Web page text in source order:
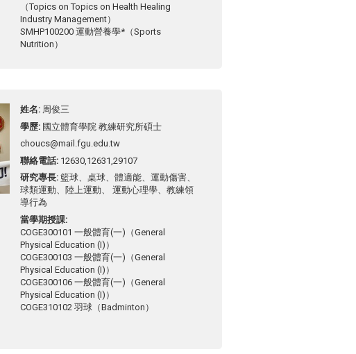
（Topics on Topics on Health Healing
Industry Management）
SMHP100200 運動營養學*（Sports
Nutrition）
姓名 周俊三
學歷 國立體育學院 教練研究所碩士
choucs@mail.fgu.edu.tw
聯絡電話 12630,12631,29107
研究專長 籃球、桌球、體適能、運動傷害、
球類運動、陸上運動、 運動心理學、教練領
導行為
當學期授課
COGE300101 一般體育(一)（General
Physical Education (I)）
COGE300103 一般體育(一)（General
Physical Education (I)）
COGE300106 一般體育(一)（General
Physical Education (I)）
COGE310102 羽球（Badminton）